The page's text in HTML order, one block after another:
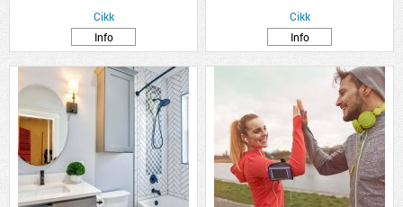
Cikk
Info
Cikk
Info